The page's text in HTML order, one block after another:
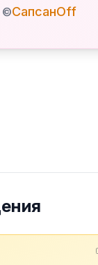
©СапсанOff